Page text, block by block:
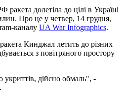
долетіла до цілі в Україні
Про це у четвер, 14 грудня,
каналу UA War Infographics.
Кинджал летить до різних
з повітряного простору
дійсно обмаль", -